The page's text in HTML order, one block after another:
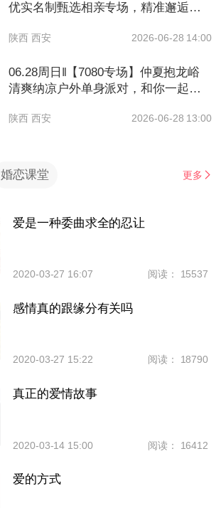
优实名制甄选相亲专场，精准邂逅靠
陕西 西安 2026-06-28 14:00
06.28周日‖【7080专场】仲夏抱龙峪
清爽纳凉户外单身派对，和你一起边
陕西 西安 2026-06-28 13:00
婚恋课堂 更多
爱是一种委曲求全的忍让
2020-03-27 16:07 阅读： 15537
感情真的跟缘分有关吗
2020-03-27 15:22 阅读： 18790
真正的爱情故事
2020-03-14 15:00 阅读： 16412
爱的方式